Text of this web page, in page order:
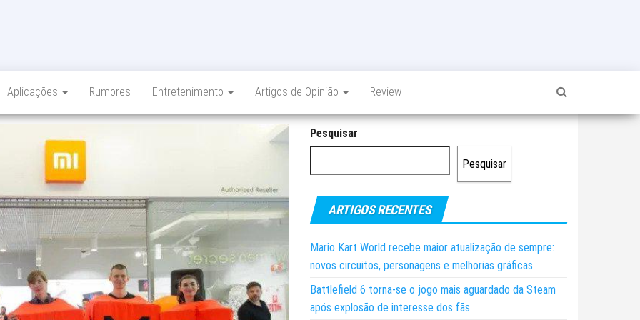
Aplicações Rumores Entretenimento Artigos de Opinião Review
Pesquisar
Pesquisar
ARTIGOS RECENTES
Mario Kart World recebe maior atualização de sempre:
novos circuitos, personagens e melhorias gráficas
Battlefield 6 torna-se o jogo mais aguardado da Steam
após explosão de interesse dos fãs